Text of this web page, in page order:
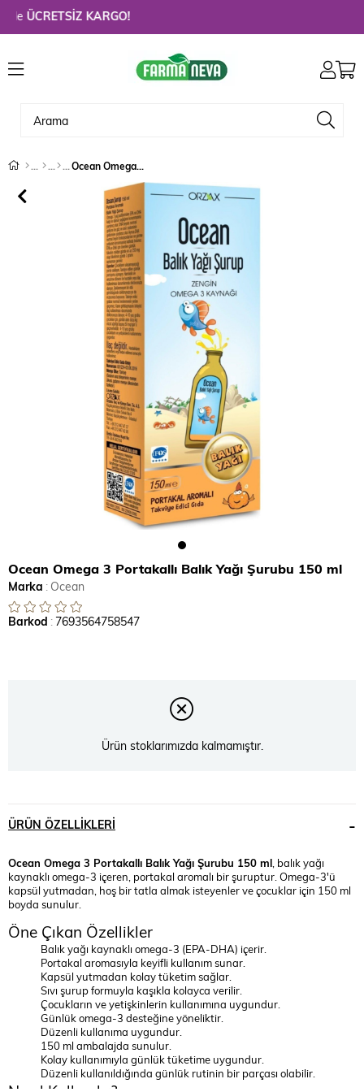
ÜCRETSİZ KARGO!
Ocean Omega 3 Portakallı Balık Yağı Şurubu 150 ml
Ocean Omega 3 Portakallı Balık Yağı Şurubu 150 ml
Marka : Ocean
Barkod :7693564758547
Ürün stoklarımızda kalmamıştır.
ÜRÜN ÖZELLIKLERI
Ocean Omega 3 Portakallı Balık Yağı Şurubu 150 ml , balık yağı
kaynaklı omega-3 içeren, portakal aromalı bir şuruptur. Omega-3'ü
kapsül yutmadan, hoş bir tatla almak isteyenler ve çocuklar için 150 ml
boyda sunulur.
Öne Çıkan Özellikler
Balık yağı kaynaklı omega-3 (EPA-DHA) içerir.
Portakal aromasıyla keyifli kullanım sunar.
Kapsül yutmadan kolay tüketim sağlar.
Sıvı şurup formuyla kaşıkla kolayca verilir.
Çocukların ve yetişkinlerin kullanımına uygundur.
Günlük omega-3 desteğine yöneliktir.
Düzenli kullanıma uygundur.
150 ml ambalajda sunulur.
Kolay kullanımıyla günlük tüketime uygundur.
Düzenli kullanıldığında günlük rutinin bir parçası olabilir.